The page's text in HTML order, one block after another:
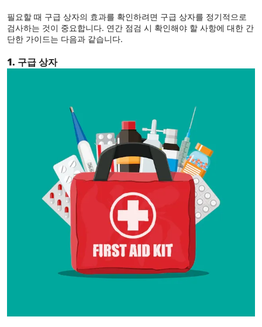
필요할 때 구급 상자의 효과를 확인하려면 구급 상자를 정기적으로
검사하는 것이 중요합니다. 연간 점검 시 확인해야 할 사항에 대한 간
단한 가이드는 다음과 같습니다.
1. 구급 상자